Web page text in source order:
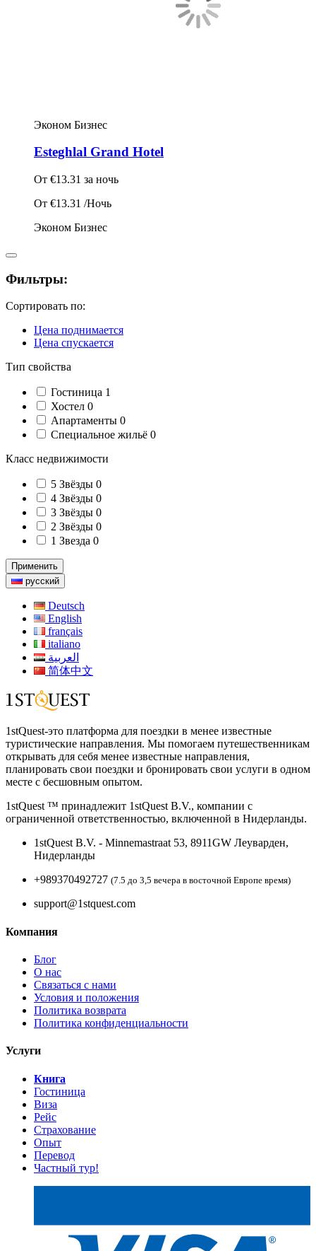
Эконом Бизнес
Esteghlal Grand Hotel
От €13.31 за ночь
От €13.31 /Ночь
Эконом Бизнес
Фильтры:
Сортировать по:
Цена поднимается
Цена спускается
Тип свойства
Гостиница 1
Хостел 0
Апартаменты 0
Специальное жильё 0
Класс недвижимости
5 Звёзды 0
4 Звёзды 0
3 Звёзды 0
2 Звёзды 0
1 Звезда 0
Применить
русский
Deutsch
English
français
italiano
العربية
简体中文
1stQuest-это платформа для поездки в менее известные
туристические направления. Мы помогаем путешественникам
открывать для себя менее известные направления,
планировать свои поездки и бронировать свои услуги в одном
месте с бесшовным опытом.
1stQuest ™ принадлежит 1stQuest B.V., компании с
ограниченной ответственностью, включенной в Нидерланды.
1stQuest B.V. - Minnemastraat 53, 8911GW Леуварден,
Нидерланды
+989370492727 (7.5 до 3,5 вечера в восточной Европе время)
support@1stquest.com
Компания
Блог
О нас
Связаться с нами
Условия и положения
Политика возврата
Политика конфиденциальности
Услуги
Книга
Гостиница
Виза
Рейс
Страхование
Опыт
Перевод
Частный тур!